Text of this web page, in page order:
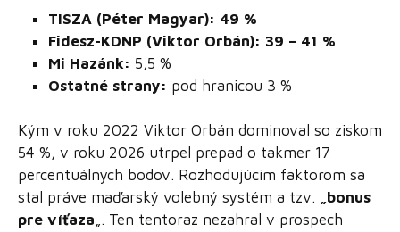
TISZA (Péter Magyar): 49 %
Fidesz-KDNP (Viktor Orbán): 39 – 41 %
Mi Hazánk: 5,5 %
Ostatné strany: pod hranicou 3 %
Kým v roku 2022 Viktor Orbán dominoval so ziskom
54 %, v roku 2026 utrpel prepad o takmer 17
percentuálnych bodov. Rozhodujúcim faktorom sa
stal práve maďarský volebný systém a tzv. „bonus
pre víťaza„. Ten tentoraz nezahral v prospech